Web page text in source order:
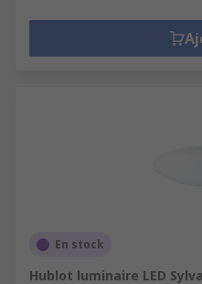
En stock
Hublot luminaire LED